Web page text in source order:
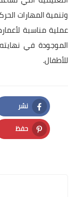
وتنمية المهارات
عملية مناسبة
الموجودة في
للأطفال.
نشر
Facebook
حفظ
Pinterest